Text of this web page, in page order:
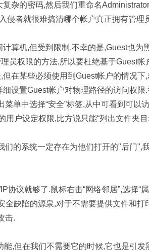
杂的密码,然后我们重命名
侵者就很难搞清哪个帐户真正拥有管理
算机,但受到限制.不幸的是,Guest也为
员权限的方法,所以要杜绝基于Guest帐
在某些必须使用到Guest帐户的情况
设置Guest帐户对物理路径的访问权
单中选择“安全”标签,从中可看到可以
户设定权限,比方说只能“列出文件夹目
们的系统一定存在为他们打开的"后门",
议就够了.鼠标右击“网络邻居”,选择“属
全缺陷的源泉,对于不需要提供文件和
击.
,但在我们不需要它的时候,它也是引